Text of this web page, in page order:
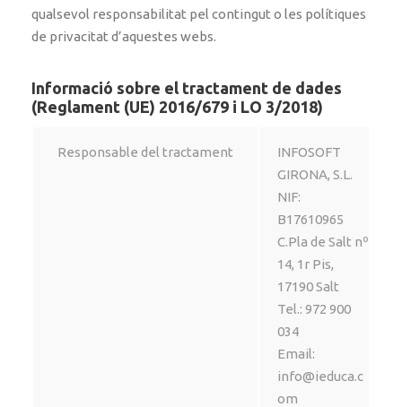
qualsevol responsabilitat pel contingut o les polítiques
de privacitat d’aquestes webs.
Informació sobre el tractament de dades
(Reglament (UE) 2016/679 i LO 3/2018)
Responsable del tractament
INFOSOFT
GIRONA, S.L.
NIF:
B17610965
C.Pla de Salt nº
14, 1r Pis,
17190 Salt
Tel.: 972 900
034
Email:
info@ieduca.c
om